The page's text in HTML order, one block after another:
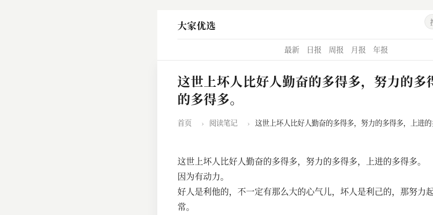
大家优选
最新 日报 周报 月报 年报
这世上坏人比好人勤奋的多得多，努力的多
的多得多。
首页 › 阅读笔记 › 这世上坏人比好人勤奋的多得多，努力的多得多，上进的
这世上坏人比好人勤奋的多得多，努力的多得多，上进的多得多。
因为有动力。
好人是利他的，不一定有那么大的心气儿，坏人是利己的，那努力
常。